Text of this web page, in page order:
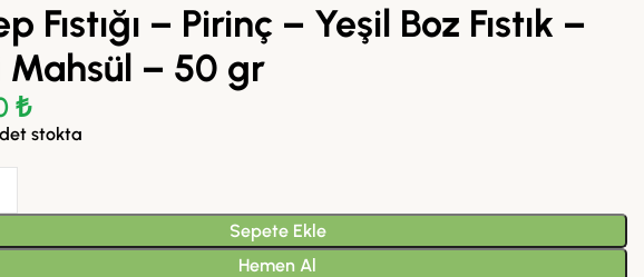
Fıstığı – Pirinç – Yeşil Boz Fıstık –
Mahsül – 50 gr
₺
stokta
Sepete Ekle
Hemen Al